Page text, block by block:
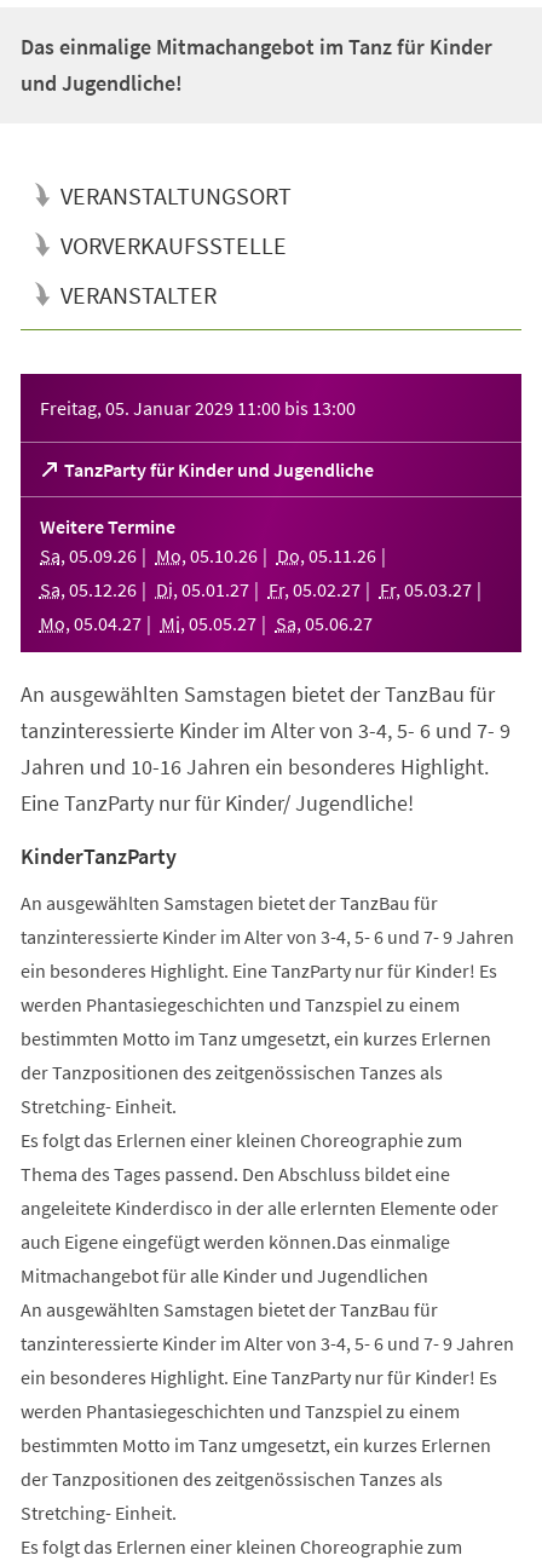
Das einmalige Mitmachangebot im Tanz für Kinder
und Jugendliche!
VERANSTALTUNGSORT
VORVERKAUFSSTELLE
VERANSTALTER
Freitag, 05. Januar 2029 11:00 bis 13:00
TanzParty für Kinder und Jugendliche
(Öffnet
in
einem
neuen
Tab)
Weitere Termine
Sa, 05.09.26 Mo, 05.10.26 Do, 05.11 .26
Sa, 05.12.26 Di, 05.01 .27 Fr, 05.02.27 Fr, 05.03.27
Mo, 05.04.27 Mi, 05.05.27 Sa, 05.06.27
An ausgewählten Samstagen bietet der TanzBau für
tanzinteressierte Kinder im Alter von 3-4, 5- 6 und 7- 9
Jahren und 10-16 Jahren ein besonderes Highlight.
Eine TanzParty nur für Kinder/ Jugendliche!
KinderTanzParty
An ausgewählten Samstagen bietet der TanzBau für
tanzinteressierte Kinder im Alter von 3-4, 5- 6 und 7- 9 Jahren
ein besonderes Highlight. Eine TanzParty nur für Kinder! Es
werden Phantasiegeschichten und Tanzspiel zu einem
bestimmten Motto im Tanz umgesetzt, ein kurzes Erlernen
der Tanzpositionen des zeitgenössischen Tanzes als
Stretching- Einheit.
Es folgt das Erlernen einer kleinen Choreographie zum
Thema des Tages passend. Den Abschluss bildet eine
angeleitete Kinderdisco in der alle erlernten Elemente oder
auch Eigene eingefügt werden können.Das einmalige
Mitmachangebot für alle Kinder und Jugendlichen
An ausgewählten Samstagen bietet der TanzBau für
tanzinteressierte Kinder im Alter von 3-4, 5- 6 und 7- 9 Jahren
ein besonderes Highlight. Eine TanzParty nur für Kinder! Es
werden Phantasiegeschichten und Tanzspiel zu einem
bestimmten Motto im Tanz umgesetzt, ein kurzes Erlernen
der Tanzpositionen des zeitgenössischen Tanzes als
Stretching- Einheit.
Es folgt das Erlernen einer kleinen Choreographie zum